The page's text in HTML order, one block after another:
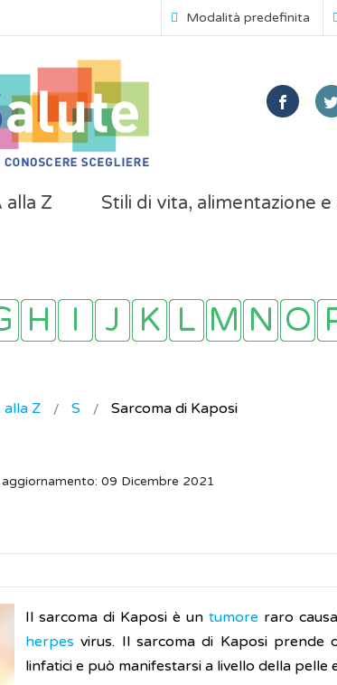
Modalità predefinita
alla Z Stili di vita, alimentazione
alla Z S Sarcoma di Kaposi
09 Dicembre 2021
Il sarcoma di Kaposi è un tumore raro
herpes virus. Il sarcoma di Kaposi prende
linfatici e può manifestarsi a livello della pelle